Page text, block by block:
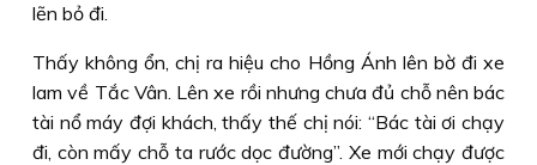
lẽn bỏ đi.
Thấy không ổn, chị ra hiệu cho Hồng Ánh lên bờ đi xe
lam về Tắc Vân. Lên xe rồi nhưng chưa đủ chỗ nên bác
tài nổ máy đợi khách, thấy thế chị nói: “Bác tài ơi chạy
đi, còn mấy chỗ ta rước dọc đường”. Xe mới chạy được